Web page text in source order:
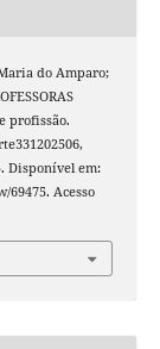
Maria do Amparo;
profissão.
Disponível em:
Acesso